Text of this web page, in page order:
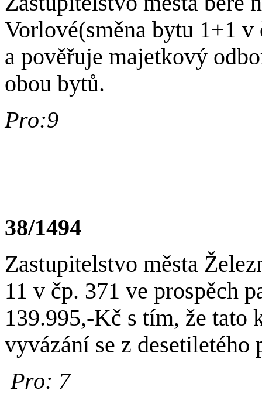
Vorlové(směna bytu 1+1
a pověřuje majetkový
obou bytů.
Pro:9
38/1494
Zastupitelstvo města
11 v čp. 371 ve prospěch
139.995,-Kč s tím, že tato
vyvázání se z desetiletého
Pro: 7